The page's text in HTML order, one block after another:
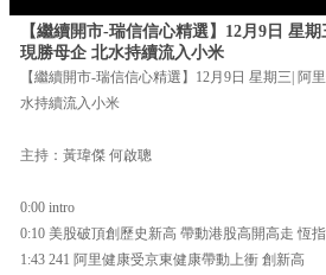
【繼續開市-瑞信信心精選】12月9日 星
現勝母企 北水持續流入小米
【繼續開市-瑞信信心精選】12月9日 星期三| 阿
水持續流入小米
主持：黃瑋傑 何啟聰
0:00 intro
0:10 美股破頂創歷史新高 帶動港股高開高走 恆
1:43 241 阿里健康受京東健康帶動上衝 創新高